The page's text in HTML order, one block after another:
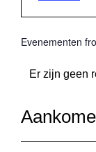
Evenementen
Bericht
Er zijn geen
Selecteer